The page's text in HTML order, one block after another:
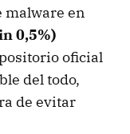
malware en
0,5%)
oficial
del todo,
de evitar